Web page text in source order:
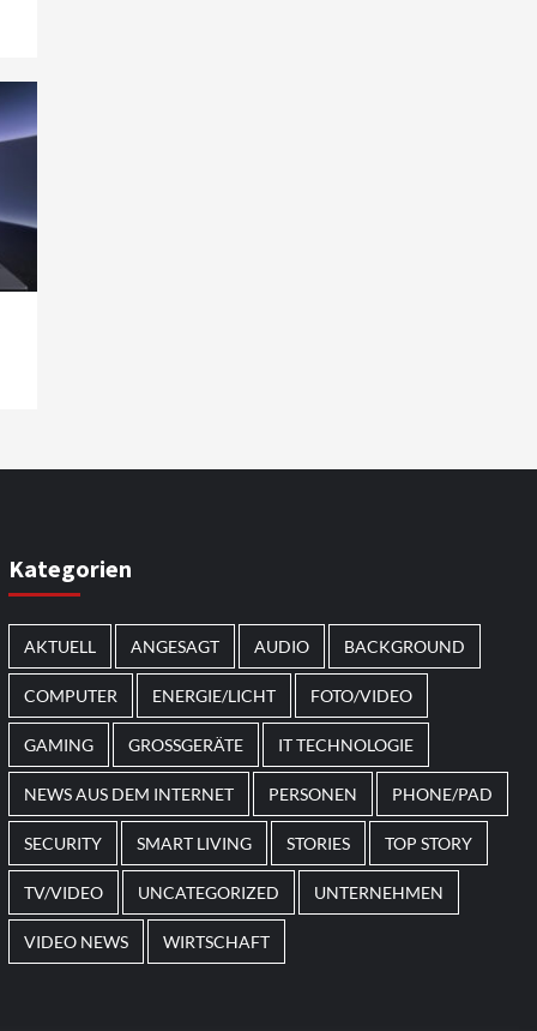
Kategorien
AKTUELL ANGESAGT AUDIO BACKGROUND
COMPUTER ENERGIE/LICHT FOTO/VIDEO
GAMING GROSSGERÄTE IT TECHNOLOGIE
NEWS AUS DEM INTERNET PERSONEN PHONE/PAD
SECURITY SMART LIVING STORIES TOP STORY
TV/VIDEO UNCATEGORIZED UNTERNEHMEN
VIDEO NEWS WIRTSCHAFT